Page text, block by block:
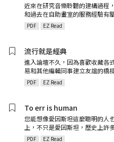
近來在研究音樂聆聽的建構過程
和過去在自助畫室的服務經驗有
PDF EZ Read
流行就是經典
進入論壇不久，因為喜歡收藏各
易和其他編輯同事建立友誼的橋
PDF EZ Read
To err is human
您能想像愛因斯坦這麼聰明的人
上，不只是愛因斯坦，歷史上許
PDF EZ Read